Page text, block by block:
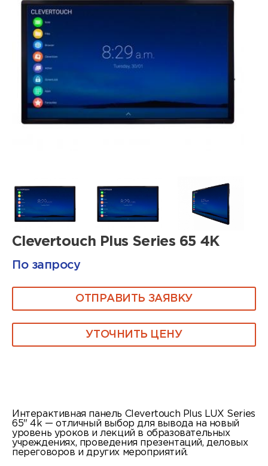
Clevertouch Plus Series 65 4K
По запросу
ОТПРАВИТЬ ЗАЯВКУ
УТОЧНИТЬ ЦЕНУ
Интерактивная панель Clevertouch Plus LUX Series
65" 4k — отличный выбор для вывода на новый
уровень уроков и лекций в образовательных
учреждениях, проведения презентаций, деловых
переговоров и других мероприятий.